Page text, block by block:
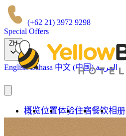
(+62 21) 3972 9298
Special Offers
ZH
EnglishBahasa 中文 (中国)العربية
概览位置体验住宿餐饮相册
我们的品牌